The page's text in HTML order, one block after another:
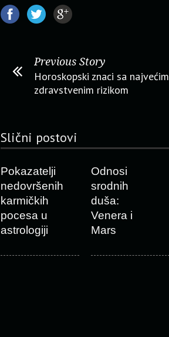
Previous Story
Horoskopski znaci sa najvećim
zdravstvenim rizikom
Slični postovi
Pokazatelji
nedovršenih
karmičkih
pocesa u
astrologiji
Odnosi
srodnih
duša:
Venera i
Mars